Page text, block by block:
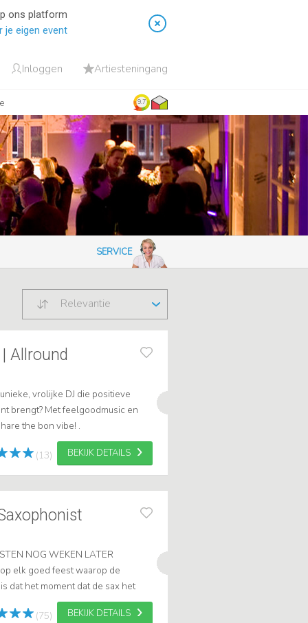
ons platform
je eigen event
Inloggen Artiesteningang
9.7
SERVICE
Relevantie
Allround
vrolijke DJ die positieve
brengt? Met feelgoodmusic en
the bon vibe! .
(13) BEKIJK DETAILS
NOG WEKEN LATER
elk goed feest waarop de
dat het moment dat de sax het
is precies wat ik doe: ik loop het
(75) BEKIJK DETAILS